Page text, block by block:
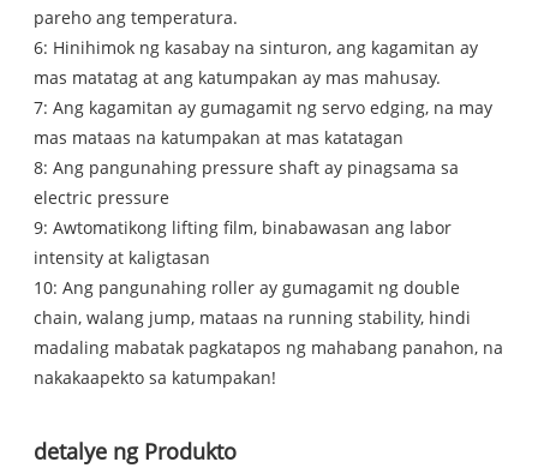
pareho ang temperatura.
6: Hinihimok ng kasabay na sinturon, ang kagamitan ay
mas matatag at ang katumpakan ay mas mahusay.
7: Ang kagamitan ay gumagamit ng servo edging, na may
mas mataas na katumpakan at mas katatagan
8: Ang pangunahing pressure shaft ay pinagsama sa
electric pressure
9: Awtomatikong lifting film, binabawasan ang labor
intensity at kaligtasan
10: Ang pangunahing roller ay gumagamit ng double
chain, walang jump, mataas na running stability, hindi
madaling mabatak pagkatapos ng mahabang panahon, na
nakakaapekto sa katumpakan!
detalye ng Produkto